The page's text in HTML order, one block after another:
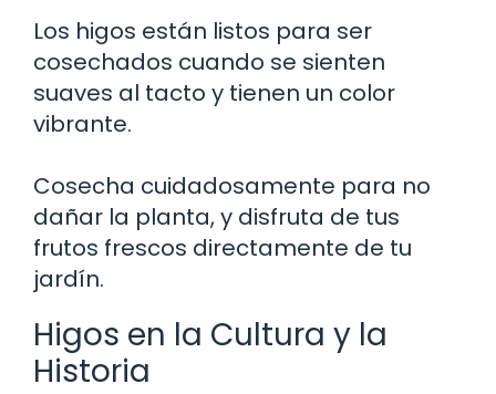
Los higos están listos para ser
cosechados cuando se sienten
suaves al tacto y tienen un color
vibrante.
Cosecha cuidadosamente para no
dañar la planta, y disfruta de tus
frutos frescos directamente de tu
jardín.
Higos en la Cultura y la
Historia